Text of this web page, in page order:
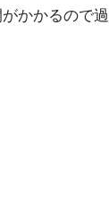
かかるので